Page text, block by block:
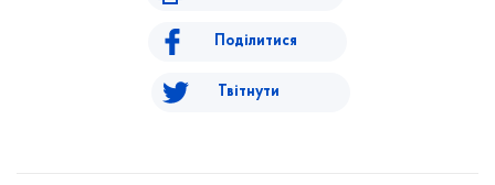
Поділитися
Твітнути